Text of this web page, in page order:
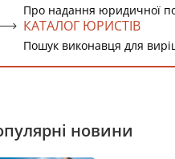
Про надання юридичної
КАТАЛОГ ЮРИСТІВ
Пошук виконавця для
новини